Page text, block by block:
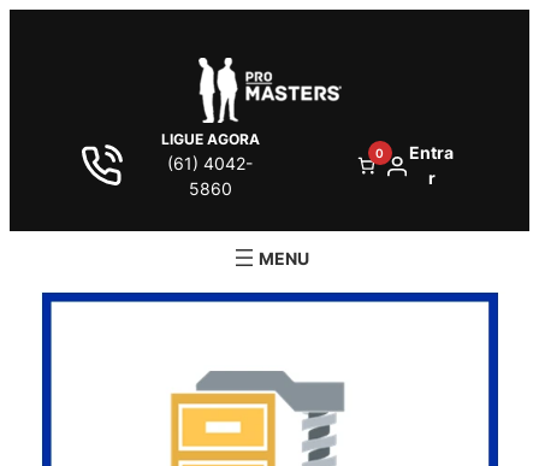
LIGUE AGORA
(61) 4042-
5860
0
Entra
r